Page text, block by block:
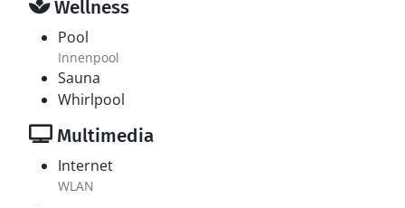
Wellness
Pool
Innenpool
Sauna
Whirlpool
Multimedia
Internet
WLAN